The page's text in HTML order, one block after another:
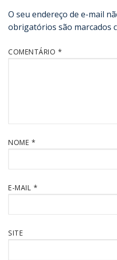
O seu endereço de e-mail
obrigatórios são marcados
COMENTÁRIO *
NOME *
E-MAIL *
SITE